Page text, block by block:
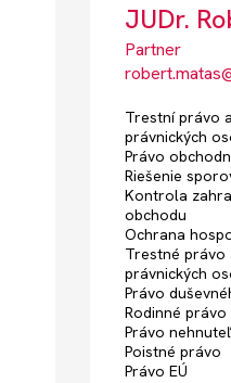
JUDr.
Partner
Trestní právo
právnických
Právo
Riešenie
Kontrola
obchodu
Ochrana
Trestné právo
právnických
Právo
Rodinné právo
Právo
Poistné právo
Právo EÚ